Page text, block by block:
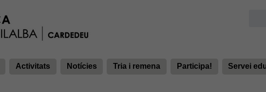
Activitats Notícies Tria i remena Participa! Servei